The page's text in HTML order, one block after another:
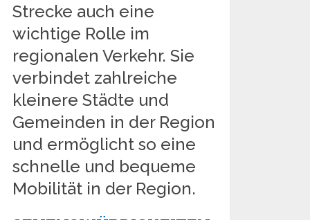
Strecke auch eine
wichtige Rolle im
regionalen Verkehr. Sie
verbindet zahlreiche
kleinere Städte und
Gemeinden in der Region
und ermöglicht so eine
schnelle und bequeme
Mobilität in der Region.